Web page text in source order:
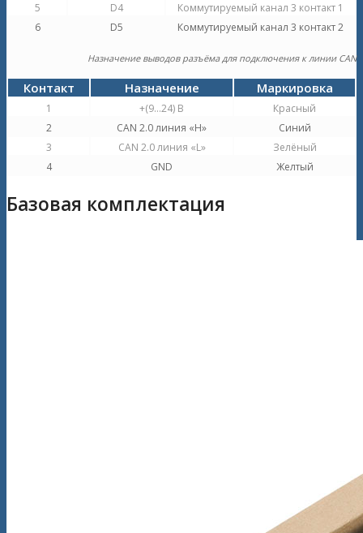
5
D4
Коммутируемый канал 3 контакт 1
6
D5 Коммутируемый канал 3 контакт 2
Назначение выводов разъёма для подключения к линии CAN
Контакт Назначение Маркировка
1 +(9…24) В
Красный
2
CAN 2.0 линия «H»
Синий
3
CAN 2.0 линия «L»
Зелёный
4
GND Желтый
Базовая комплектация